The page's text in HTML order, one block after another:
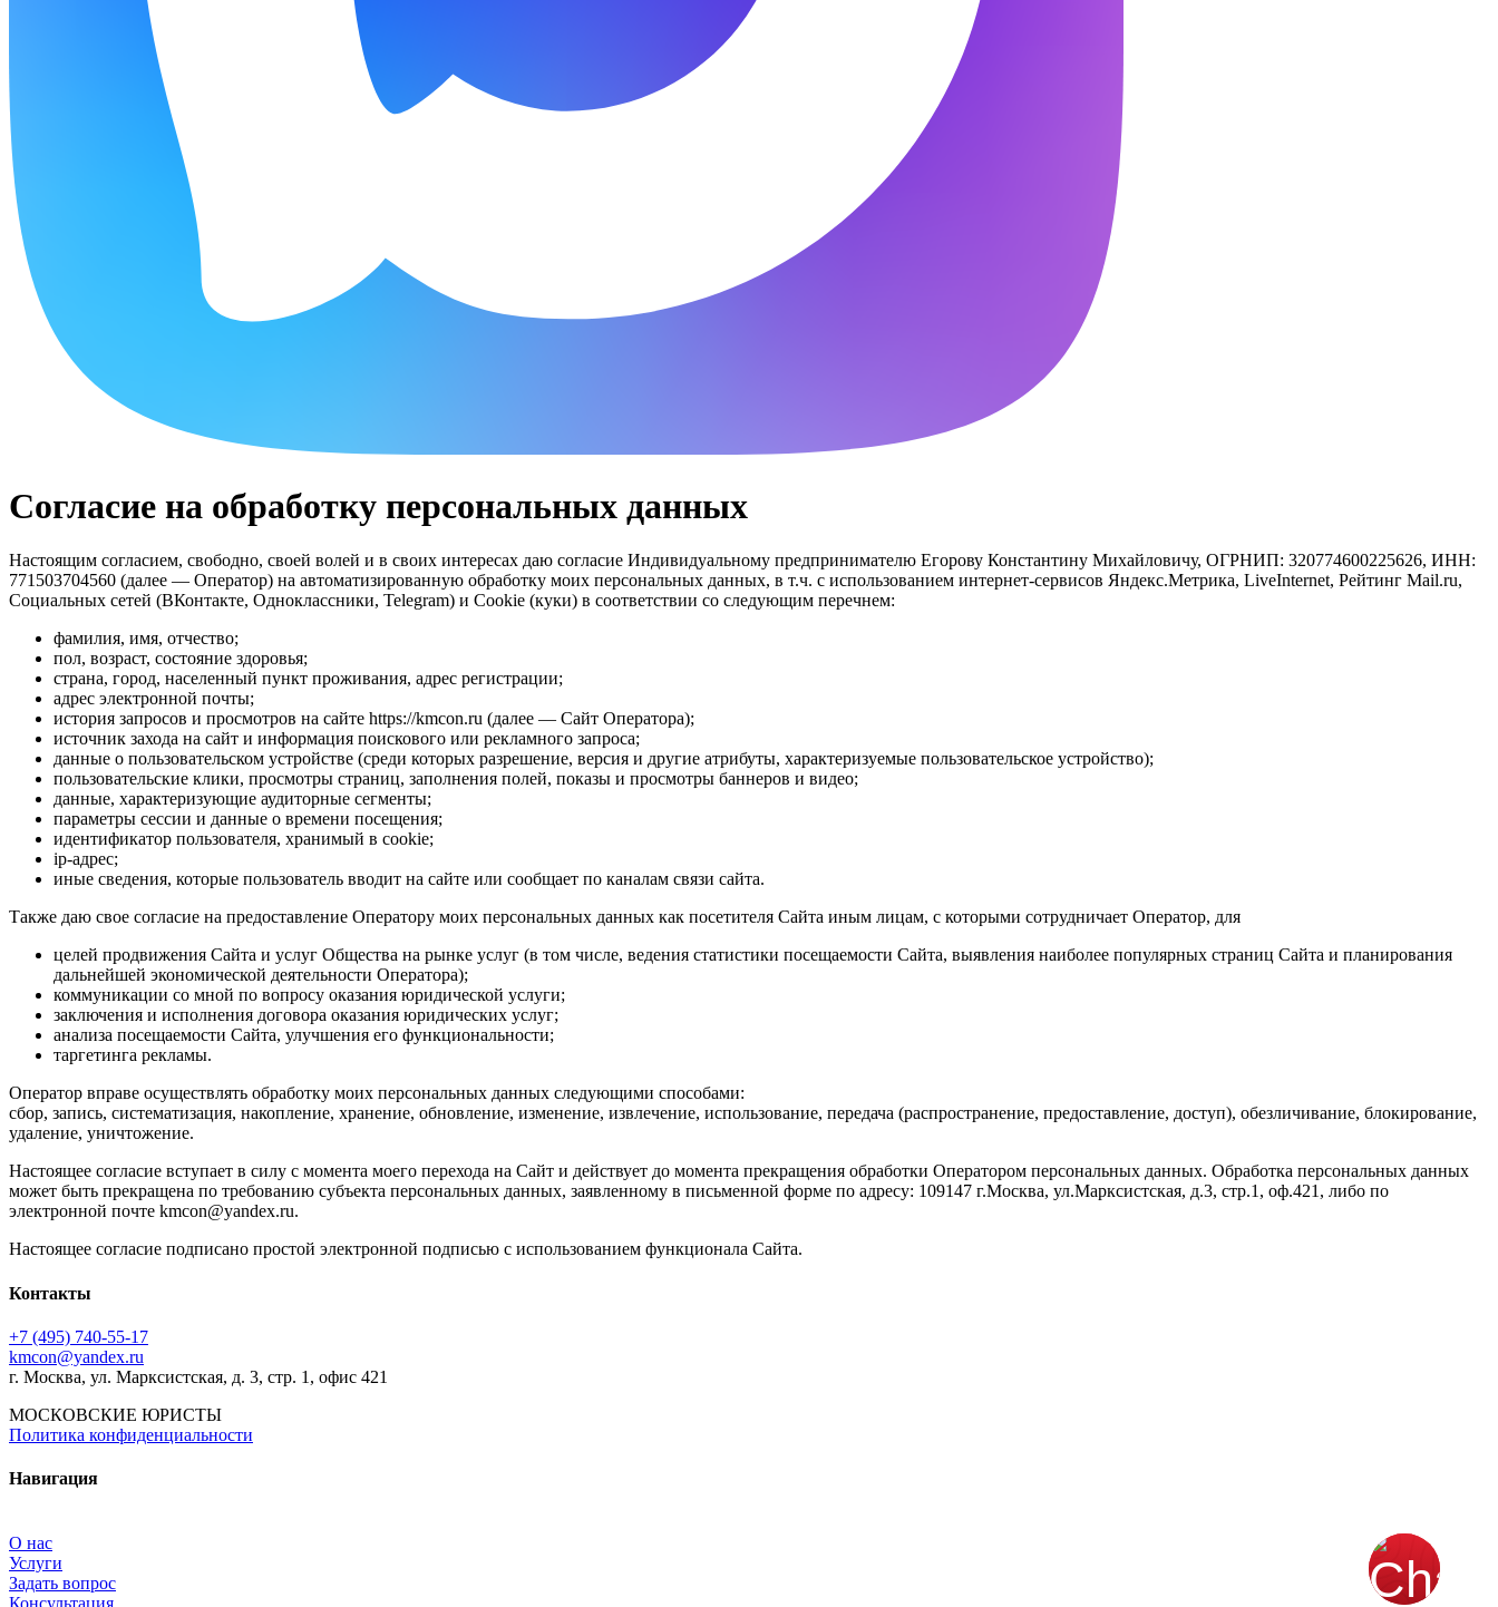
Согласие на обработку персональных данных
Настоящим согласием, свободно, своей волей и в своих интересах даю согласие Индивидуальному предпринимателю Егорову Константину Михайловичу, ОГРНИП: 320774600225626, ИНН:
771503704560 (далее — Оператор) на автоматизированную обработку моих персональных данных, в т.ч. с использованием интернет-сервисов Яндекс.Метрика, LiveInternet, Рейтинг Mail.ru,
Социальных сетей (ВКонтакте, Одноклассники, Telegram) и Cookie (куки) в соответствии со следующим перечнем:
фамилия, имя, отчество;
пол, возраст, состояние здоровья;
страна, город, населенный пункт проживания, адрес регистрации;
адрес электронной почты;
история запросов и просмотров на сайте https://kmcon.ru (далее — Сайт Оператора);
источник захода на сайт и информация поискового или рекламного запроса;
данные о пользовательском устройстве (среди которых разрешение, версия и другие атрибуты, характеризуемые пользовательское устройство);
пользовательские клики, просмотры страниц, заполнения полей, показы и просмотры баннеров и видео;
данные, характеризующие аудиторные сегменты;
параметры сессии и данные о времени посещения;
идентификатор пользователя, хранимый в cookie;
ip-адрес;
иные сведения, которые пользователь вводит на сайте или сообщает по каналам связи сайта.
Также даю свое согласие на предоставление Оператору моих персональных данных как посетителя Сайта иным лицам, с которыми сотрудничает Оператор, для
целей продвижения Сайта и услуг Общества на рынке услуг (в том числе, ведения статистики посещаемости Сайта, выявления наиболее популярных страниц Сайта и планирования
дальнейшей экономической деятельности Оператора);
коммуникации со мной по вопросу оказания юридической услуги;
заключения и исполнения договора оказания юридических услуг;
анализа посещаемости Сайта, улучшения его функциональности;
таргетинга рекламы.
Оператор вправе осуществлять обработку моих персональных данных следующими способами:
сбор, запись, систематизация, накопление, хранение, обновление, изменение, извлечение, использование, передача (распространение, предоставление, доступ), обезличивание, блокирование,
удаление, уничтожение.
Настоящее согласие вступает в силу с момента моего перехода на Сайт и действует до момента прекращения обработки Оператором персональных данных. Обработка персональных данных
может быть прекращена по требованию субъекта персональных данных, заявленному в письменной форме по адресу: 109147 г.Москва, ул.Марксистская, д.3, стр.1, оф.421, либо по
электронной почте kmcon@yandex.ru.
Настоящее согласие подписано простой электронной подписью с использованием функционала Сайта.
Контакты
+7 (495) 740‑55‑17
kmcon@yandex.ru
г. Москва, ул. Марксистская, д. 3, стр. 1, офис 421
МОСКОВСКИЕ ЮРИСТЫ
Политика конфиденциальности
Навигация
О нас
Услуги
Задать вопрос
Консультация